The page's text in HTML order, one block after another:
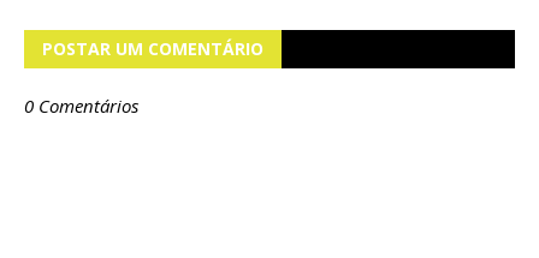
POSTAR UM COMENTÁRIO
0 Comentários